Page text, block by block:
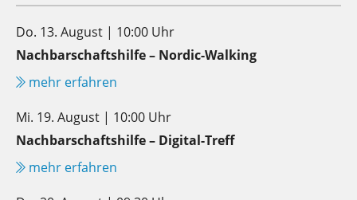
Do. 13. August | 10:00 Uhr
Nachbarschaftshilfe – Nordic-Walking
mehr erfahren
Mi. 19. August | 10:00 Uhr
Nachbarschaftshilfe – Digital-Treff
mehr erfahren